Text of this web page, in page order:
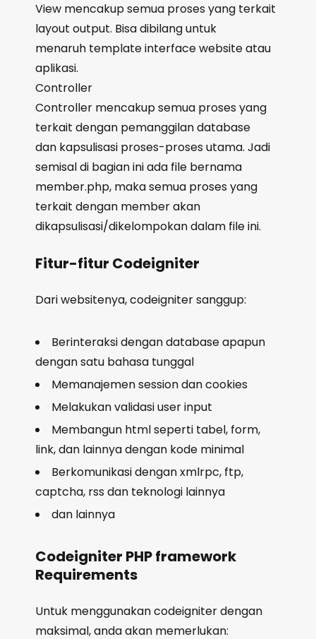
View mencakup semua proses yang terkait
layout output. Bisa dibilang untuk
menaruh template interface website atau
aplikasi.
Controller
Controller mencakup semua proses yang
terkait dengan pemanggilan database
dan kapsulisasi proses-proses utama. Jadi
semisal di bagian ini ada file bernama
member.php, maka semua proses yang
terkait dengan member akan
dikapsulisasi/dikelompokan dalam file ini.
Fitur-fitur Codeigniter
Dari websitenya, codeigniter sanggup:
Berinteraksi dengan database apapun
dengan satu bahasa tunggal
Memanajemen session dan cookies
Melakukan validasi user input
Membangun html seperti tabel, form,
link, dan lainnya dengan kode minimal
Berkomunikasi dengan xmlrpc, ftp,
captcha, rss dan teknologi lainnya
dan lainnya
Codeigniter PHP framework
Requirements
Untuk menggunakan codeigniter dengan
maksimal, anda akan memerlukan: